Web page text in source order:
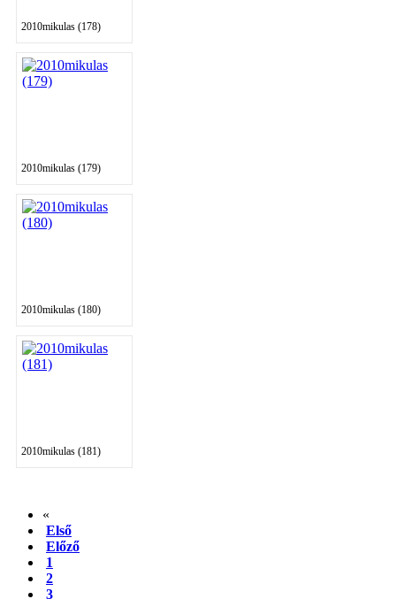
2010mikulas (178)
2010mikulas (179)
2010mikulas (180)
2010mikulas (181)
«
Első
Előző
1
2
3